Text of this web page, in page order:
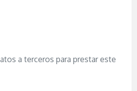
a terceros para prestar este